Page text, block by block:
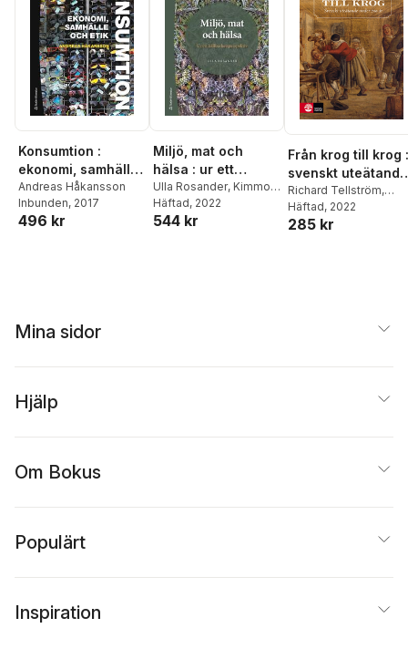
Cristina Joy Torgé,
Afsaneh Taei,Dino
Viscovi ,Peter Öberg
Konsumtion :
ekonomi, samhälle
och etik
Andreas Håkansson
Inbunden, 2017
496 kr
Miljö, mat och
hälsa : ur ett
hållbarhetsperspek
tiv
Ulla Rosander, Kimmo
Rumpunen
Häftad, 2022
544 kr
Från krog till krog :
svenskt uteätande
under 700 år
Richard Tellström,
Håkan Jönsson
Häftad, 2022
285 kr
Mina sidor
Hjälp
Om Bokus
Populärt
Inspiration